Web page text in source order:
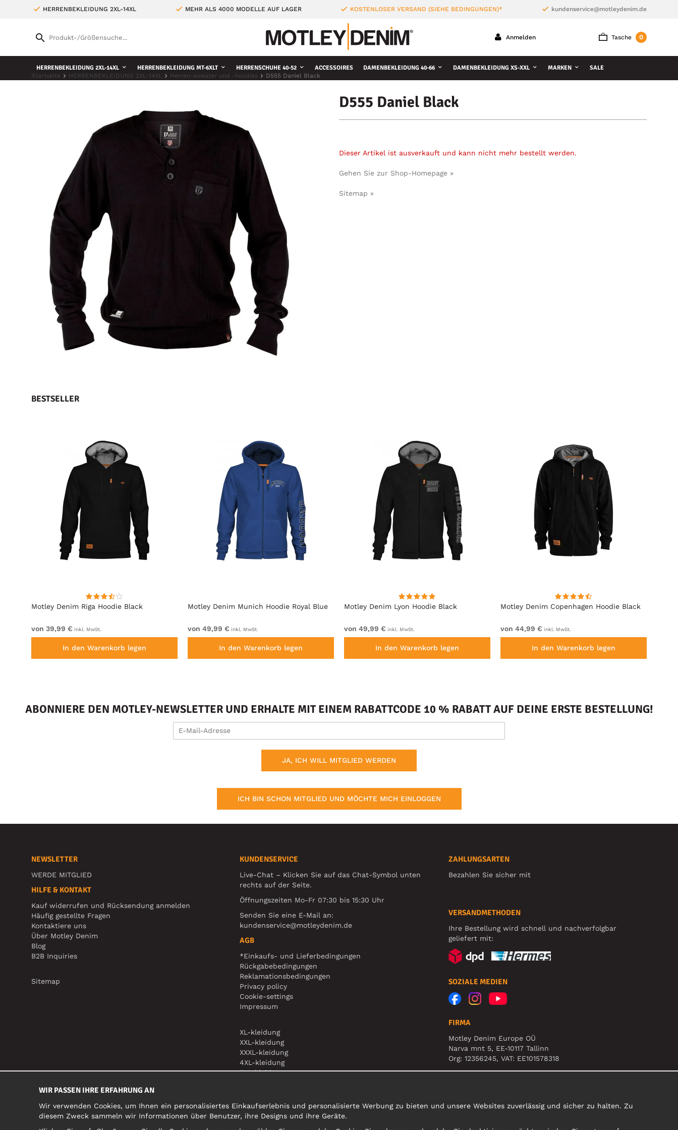
HERRENBEKLEIDUNG 2XL-14XL MEHR ALS 4000 MODELLE AUF LAGER KOSTENLOSER VERSAND (SIEHE BEDINGUNGEN)* kundenservice@motleydenim.de
Tasche 0
Anmelden
HERRENBEKLEIDUNG 2XL-14XL HERRENBEKLEIDUNG MT-6XLT HERRENSCHUHE 40-52 ACCESSOIRES DAMENBEKLEIDUNG 40-66 DAMENBEKLEIDUNG XS-XXL MARKEN SALE
Startseite HERRENBEKLEIDUNG 2XL-14XL Herren-sweater und -hoodies D555 Daniel Black
D555 Daniel Black
Dieser Artikel ist ausverkauft und kann nicht mehr bestellt werden.
Gehen Sie zur Shop-Homepage »
Sitemap »
BESTSELLER
Motley Denim Riga Hoodie Black
von 39,99 € inkl. MwSt.
In den Warenkorb legen
Motley Denim Munich Hoodie Royal Blue
von 49,99 € inkl. MwSt.
In den Warenkorb legen
Motley Denim Lyon Hoodie Black
von 49,99 € inkl. MwSt.
In den Warenkorb legen
Motley Denim Copenhagen Hoodie Black
von 44,99 € inkl. MwSt.
In den Warenkorb legen
ABONNIERE DEN MOTLEY-NEWSLETTER UND ERHALTE MIT EINEM RABATTCODE 10 % RABATT AUF DEINE ERSTE BESTELLUNG!
JA, ICH WILL MITGLIED WERDEN
ICH BIN SCHON MITGLIED UND MÖCHTE MICH EINLOGGEN
NEWSLETTER
WERDE MITGLIED
HILFE & KONTAKT
Kauf widerrufen und Rücksendung anmelden
Häufig gestellte Fragen
Kontaktiere uns
Über Motley Denim
Blog
B2B Inquiries
Sitemap
KUNDENSERVICE
Live-Chat – Klicken Sie auf das Chat-Symbol unten
rechts auf der Seite.
Öffnungszeiten Mo-Fr 07:30 bis 15:30 Uhr
Senden Sie eine E-Mail an:
kundenservice@motleydenim.de
AGB
*Einkaufs- und Lieferbedingungen
Rückgabebedingungen
Reklamationsbedingungen
Privacy policy
Cookie-settings
Impressum
XL-kleidung
XXL-kleidung
XXXL-kleidung
4XL-kleidung
5XL-kleidung
ZAHLUNGSARTEN
Bezahlen Sie sicher mit
VERSANDMETHODEN
Ihre Bestellung wird schnell und nachverfolgbar
geliefert mit:
SOZIALE MEDIEN
FIRMA
Motley Denim Europe OÜ
Narva mnt 5, EE-10117 Tallinn
Org: 12356245, VAT: EE101578318
ACHTUNG! Produktrücksendungen nicht an diese
WIR PASSEN IHRE ERFAHRUNG AN
Wir verwenden Cookies, um Ihnen ein personalisiertes Einkaufserlebnis und personalisierte Werbung zu bieten und unsere Websites zuverlässig und sicher zu halten. Zu
diesem Zweck sammeln wir Informationen über Benutzer, ihre Designs und ihre Geräte.